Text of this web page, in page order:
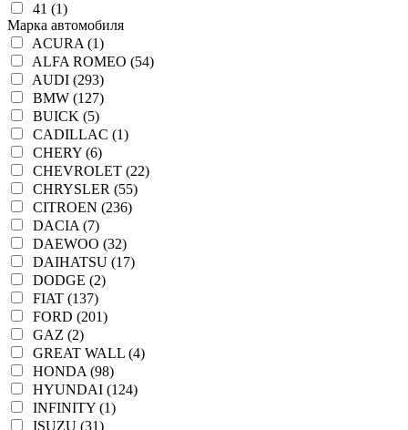
41 (1)
Марка автомобиля
ACURA (1)
ALFA ROMEO (54)
AUDI (293)
BMW (127)
BUICK (5)
CADILLAC (1)
CHERY (6)
CHEVROLET (22)
CHRYSLER (55)
CITROEN (236)
DACIA (7)
DAEWOO (32)
DAIHATSU (17)
DODGE (2)
FIAT (137)
FORD (201)
GAZ (2)
GREAT WALL (4)
HONDA (98)
HYUNDAI (124)
INFINITY (1)
ISUZU (31)